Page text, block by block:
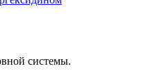
системы.